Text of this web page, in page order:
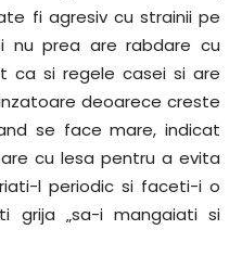
fi agresiv cu strainii pe
nu prea are rabdare cu
ca si regele casei si are
deoarece creste
se face mare, indicat
cu lesa pentru a evita
l periodic si faceti-i o
grija „sa-i mangaiati si